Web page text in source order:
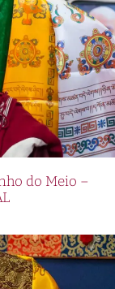
do Meio –